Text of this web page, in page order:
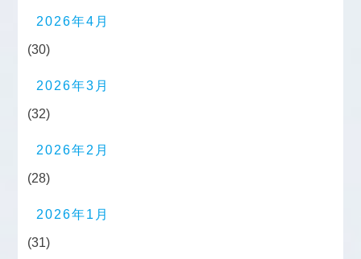
2026年4月
(30)
2026年3月
(32)
2026年2月
(28)
2026年1月
(31)